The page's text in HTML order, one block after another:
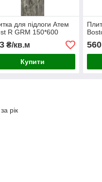
для підлоги Атем
R GRM 150*600
₴/кв.м
Купити
560
рік